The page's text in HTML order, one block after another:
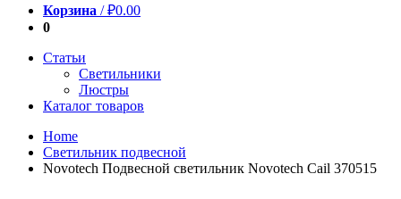
Корзина /₽0.00
0
Статьи
Светильники
Люстры
Каталог товаров
Home
Светильник подвесной
Novotech Подвесной светильник Novotech Cail 370515